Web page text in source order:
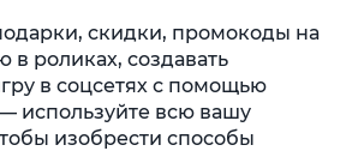
скидки, промокоды на
роликах, создавать
в соцсетях с помощью
используйте всю вашу
изобрести способы